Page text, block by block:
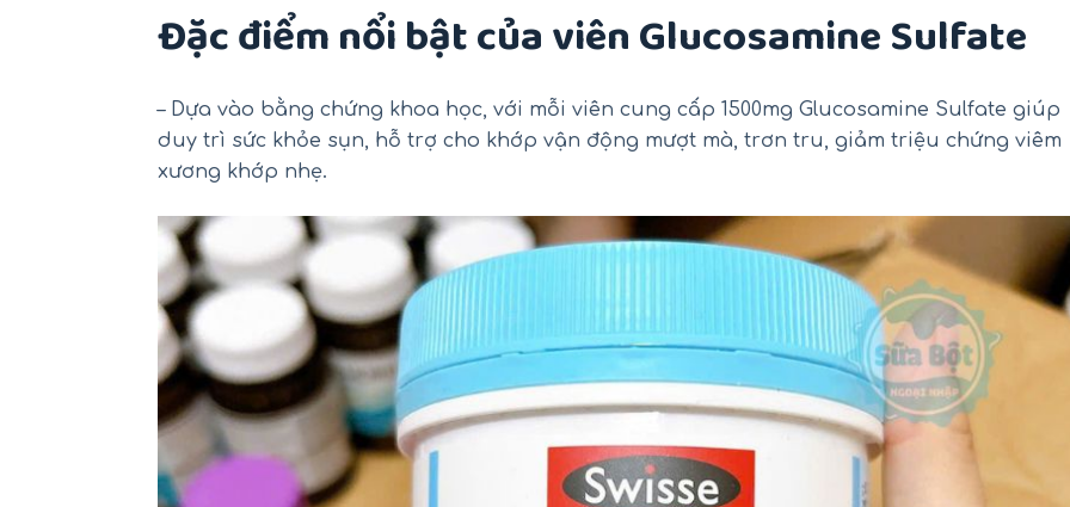
Đặc điểm nổi bật của viên Glucosamine Sulfate
– Dựa vào bằng chứng khoa học, với mỗi viên cung cấp 1500mg Glucosamine Sulfate giúp
duy trì sức khỏe sụn, hỗ trợ cho khớp vận động mượt mà, trơn tru, giảm triệu chứng viêm
xương khớp nhẹ.
-18%
Muối hồng Kirkland Pink Salt Fine
Grain của Mỹ hũ 2.27kg
550.000 ₫
450.000 ₫
-26%
Siro Tylenol cho bé 2-11
Children’s Tylenol
120ml